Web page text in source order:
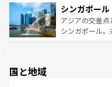
参照してほしい。
激する。気候は
が待っている
た文化、そし
み、どこを訪れ
ており、効率
うな絶景から
シンガポール
アジアの交差
シンガポール
国と地域